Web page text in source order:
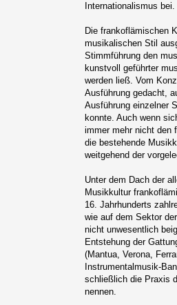
Internationalismus bei.
Die frankoflämischen
musikalischen Stil
Stimmführung den
kunstvoll geführter
werden ließ. Vom
Ausführung gedacht,
Ausführung einzelner
konnte. Auch wenn
immer mehr nicht den
die bestehende
weitgehend der
Unter dem Dach der
Musikkultur
16. Jahrhunderts
wie auf dem Sektor
nicht unwesentlich
Entstehung der
(Mantua, Verona,
Instrumentalmusik-
schließlich die Praxis
nennen.